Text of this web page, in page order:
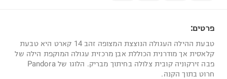
פרטים:
טבעת ההילה העגולה הנוצצת המצופה זהב 14 קארט היא טבעת
קלאסית אך מודרנית הכוללת אבן מרכזית עגולה המוקפת הילה של
פבה זירקוניה קובית צלולה בחיתוך מבריק. הלוגו של Pandora
חרוט בתוך הקנה.